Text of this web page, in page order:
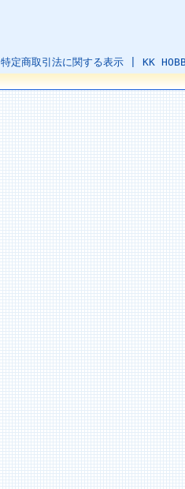
特定商取引法に関する表示 KK